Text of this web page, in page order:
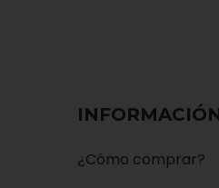
¿Cómo comprar?